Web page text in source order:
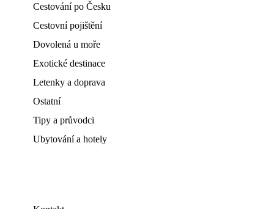
Cestování po Česku
Cestovní pojištění
Dovolená u moře
Exotické destinace
Letenky a doprava
Ostatní
Tipy a průvodci
Ubytování a hotely